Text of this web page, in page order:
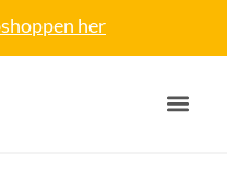
her